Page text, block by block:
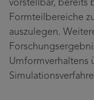
vorstellbar, bereits
Formteilbereiche
auszulegen.
Umformverhaltens